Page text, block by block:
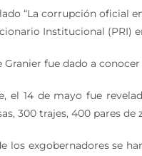
“La corrupción oficial
Institucional (PRI)
Granier fue dado a
el 14 de mayo fue
300 trajes, 400 pares de
los exgobernadores se